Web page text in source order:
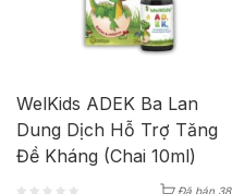
WelKids ADEK Ba Lan
Dung Dịch Hỗ Trợ Tăng
Đề Kháng (Chai 10ml)
Đã bán 38